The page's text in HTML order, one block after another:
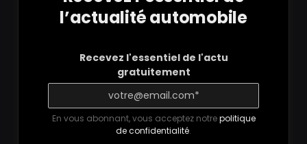
l’actualité automobile
Recevez l'essentiel de l'actu
gratuitement
En vous abonnant, vous acceptez notrepolitique
de confidentialité.